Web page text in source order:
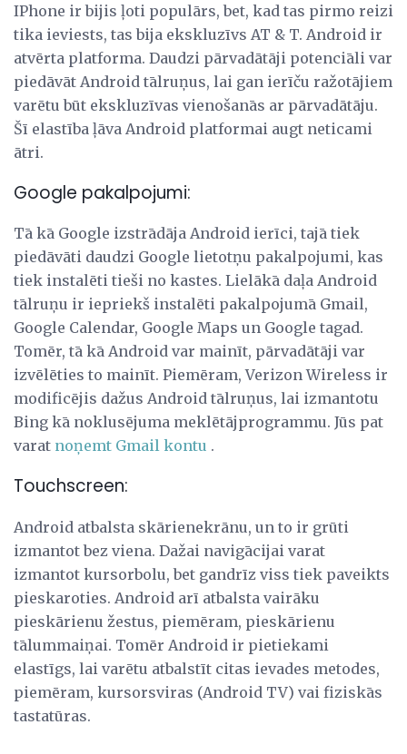
IPhone ir bijis ļoti populārs, bet, kad tas pirmo reizi
tika ieviests, tas bija ekskluzīvs AT & T. Android ir
atvērta platforma. Daudzi pārvadātāji potenciāli var
piedāvāt Android tālruņus, lai gan ierīču ražotājiem
varētu būt ekskluzīvas vienošanās ar pārvadātāju.
Šī elastība ļāva Android platformai augt neticami
ātri.
Google pakalpojumi:
Tā kā Google izstrādāja Android ierīci, tajā tiek
piedāvāti daudzi Google lietotņu pakalpojumi, kas
tiek instalēti tieši no kastes. Lielākā daļa Android
tālruņu ir iepriekš instalēti pakalpojumā Gmail,
Google Calendar, Google Maps un Google tagad.
Tomēr, tā kā Android var mainīt, pārvadātāji var
izvēlēties to mainīt. Piemēram, Verizon Wireless ir
modificējis dažus Android tālruņus, lai izmantotu
Bing kā noklusējuma meklētājprogrammu. Jūs pat
varat noņemt Gmail kontu .
Touchscreen:
Android atbalsta skārienekrānu, un to ir grūti
izmantot bez viena. Dažai navigācijai varat
izmantot kursorbolu, bet gandrīz viss tiek paveikts
pieskaroties. Android arī atbalsta vairāku
pieskārienu žestus, piemēram, pieskārienu
tālummaiņai. Tomēr Android ir pietiekami
elastīgs, lai varētu atbalstīt citas ievades metodes,
piemēram, kursorsviras (Android TV) vai fiziskās
tastatūras.